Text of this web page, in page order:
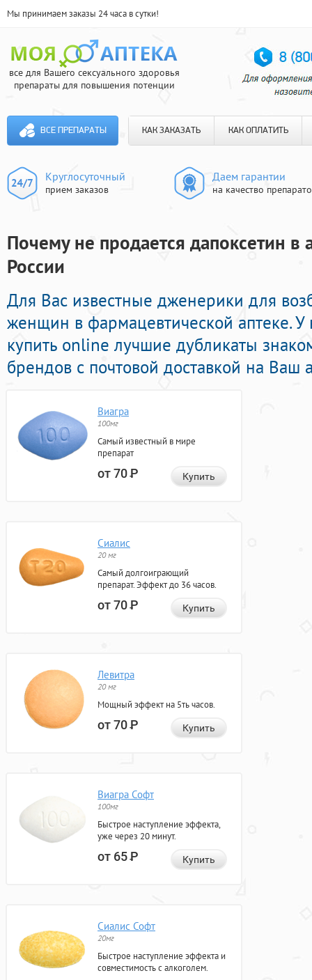
Мы принимаем заказы 24 часа в сутки!
все для Вашего сексуального здоровья
препараты для повышения потенции
ВСЕ ПРЕПАРАТЫ КАК ЗАКАЗАТЬ КАК ОПЛАТИТЬ
Круглосуточный
прием заказов
Даем гарантии
на качество
Почему не продается дапоксетин в
России
Для Вас известные дженерики для
женщин в фармацевтической аптеке.
купить online лучшие дубликаты
брендов с почтовой доставкой на Ваш
Виагра
100мг
Самый известный в мире
препарат
от 70Р Купить
Сиалис
20 мг
Самый долгоиграющий
препарат. Эффект до 36 часов.
от 70Р Купить
Левитра
20 мг
Мощный эффект на 5ть часов.
от 70Р Купить
Виагра Софт
100мг
Быстрое наступление эффекта,
уже через 20 минут.
от 65Р Купить
Сиалис Софт
20мг
Быстрое наступление эффекта и
совместимость с алкоголем.